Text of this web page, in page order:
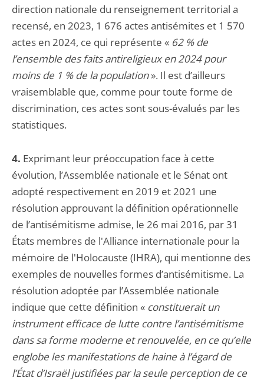
direction nationale du renseignement territorial a
recensé, en 2023, 1 676 actes antisémites et 1 570
actes en 2024, ce qui représente « 62 % de
l’ensemble des faits antireligieux en 2024 pour
moins de 1 % de la population». Il est d’ailleurs
vraisemblable que, comme pour toute forme de
discrimination, ces actes sont sous-évalués par les
statistiques.
4. Exprimant leur préoccupation face à cette
évolution, l’Assemblée nationale et le Sénat ont
adopté respectivement en 2019 et 2021 une
résolution approuvant la définition opérationnelle
de l’antisémitisme admise, le 26 mai 2016, par 31
États membres de l'Alliance internationale pour la
mémoire de l'Holocauste (IHRA), qui mentionne des
exemples de nouvelles formes d’antisémitisme. La
résolution adoptée par l’Assemblée nationale
indique que cette définition « constituerait un
instrument efficace de lutte contre l’antisémitisme
dans sa forme moderne et renouvelée, en ce qu’elle
englobe les manifestations de haine à l’égard de
l’État d’Israël justifiées par la seule perception de ce